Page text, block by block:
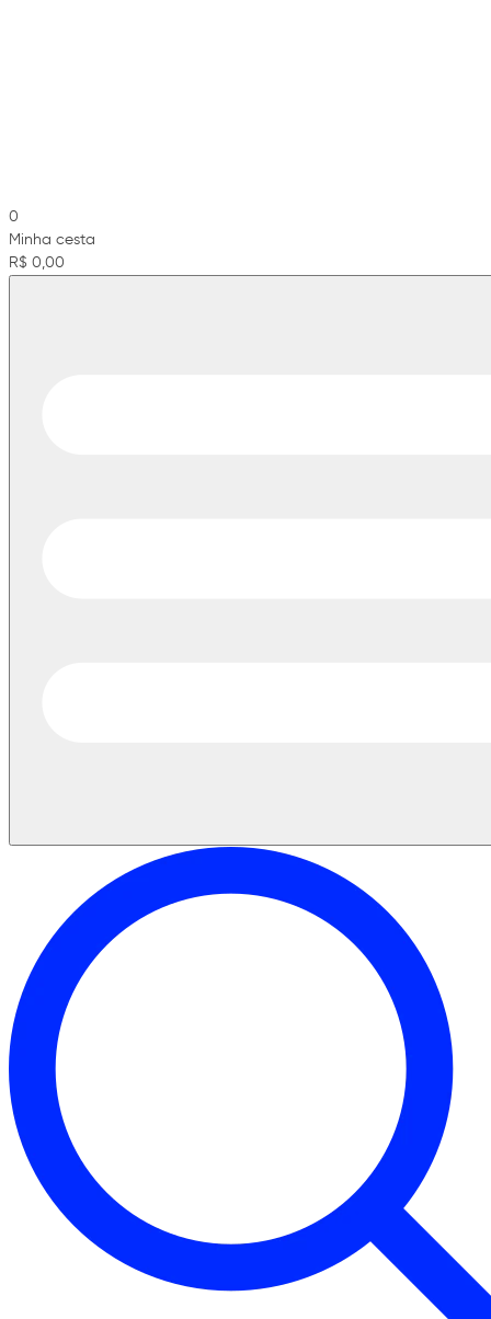
0
Minha cesta
R$ 0,00